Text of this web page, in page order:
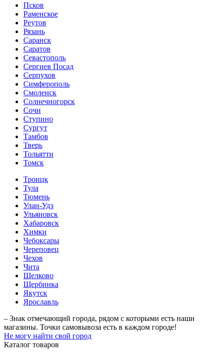
Псков
Раменское
Реутов
Рязань
Саранск
Саратов
Севастополь
Сергиев Посад
Серпухов
Симферополь
Смоленск
Солнечногорск
Сочи
Ступино
Сургут
Тамбов
Тверь
Тольятти
Томск
Троицк
Тула
Тюмень
Улан-Удэ
Ульяновск
Хабаровск
Химки
Чебоксары
Череповец
Чехов
Чита
Щелково
Щербинка
Якутск
Ярославль
– Знак отмечающий города, рядом с которыми есть наши
магазины. Точки самовывоза есть в каждом городе!
Не могу найти свой город
Каталог товаров